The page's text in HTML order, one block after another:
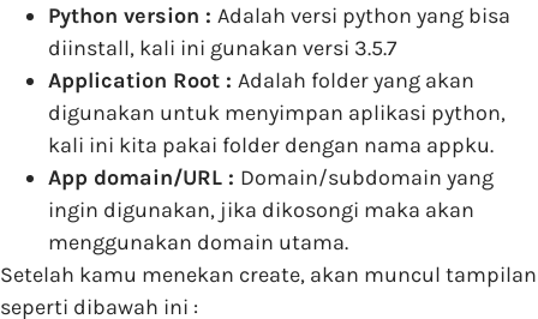
Python version : Adalah versi python yang bisa
diinstall, kali ini gunakan versi 3.5.7
Application Root : Adalah folder yang akan
digunakan untuk menyimpan aplikasi python,
kali ini kita pakai folder dengan nama appku.
App domain/URL : Domain/subdomain yang
ingin digunakan, jika dikosongi maka akan
menggunakan domain utama.
Setelah kamu menekan create, akan muncul tampilan
seperti dibawah ini :